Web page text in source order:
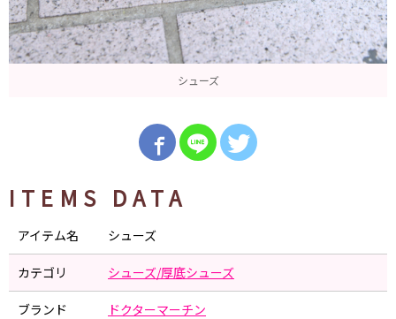
シューズ
ITEMS DATA
アイテム名 シューズ
カテゴリ シューズ/厚底シューズ
ブランド ドクターマーチン